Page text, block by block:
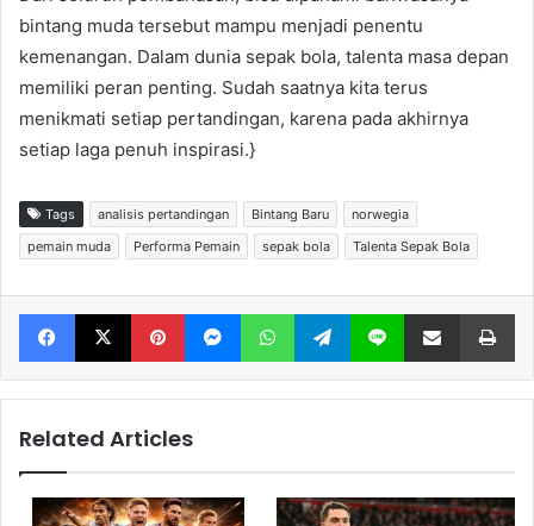
bintang muda tersebut mampu menjadi penentu
kemenangan. Dalam dunia sepak bola, talenta masa depan
memiliki peran penting. Sudah saatnya kita terus
menikmati setiap pertandingan, karena pada akhirnya
setiap laga penuh inspirasi.}
Tags analisis pertandingan Bintang Baru
norwegia
pemain muda
Performa Pemain sepak bola Talenta Sepak Bola
Facebook X Pinterest Messenger WhatsApp Telegram Line Share via Email
Related Articles